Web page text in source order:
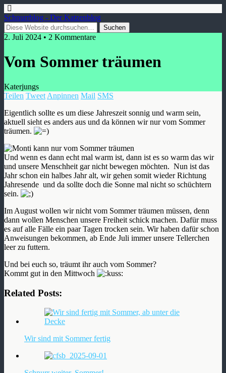
Schnurrblog - Der Katzenblog
2. Juli 2024 • 2 Kommentare
Vom Sommer träumen
Katerjungs
Teilen Tweet Anpinnen Mail SMS
Eigentlich sollte es um diese Jahreszeit sonnig und warm sein,
aktuell sieht es anders aus und da können wir nur vom Sommer
träumen.
Und wenn es dann echt mal warm ist, dann ist es so warm das wir
und unsere Menschheit gar nicht bewegen möchten. Nun ist das
Jahr schon ein halbes Jahr alt, wir gehen somit wieder Richtung
Jahresende und da sollte doch die Sonne mal nicht so schüchtern
sein.
Im August wollen wir nicht vom Sommer träumen müssen, denn
dann wollen Menschen unsere Freiheit schick machen. Dafür muss
es auf alle Fälle ein paar Tagen trocken sein. Wir haben dafür schon
Anweisungen bekommen, ab Ende Juli immer unsere Tellerchen
leer zu futtern.
Und bei euch so, träumt ihr auch vom Sommer?
Kommt gut in den Mittwoch
Related Posts:
Wir sind mit Sommer fertig